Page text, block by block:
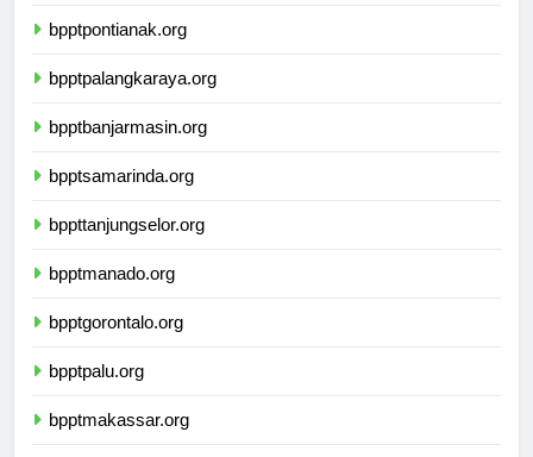
bpptpontianak.org
bpptpalangkaraya.org
bpptbanjarmasin.org
bpptsamarinda.org
bppttanjungselor.org
bpptmanado.org
bpptgorontalo.org
bpptpalu.org
bpptmakassar.org